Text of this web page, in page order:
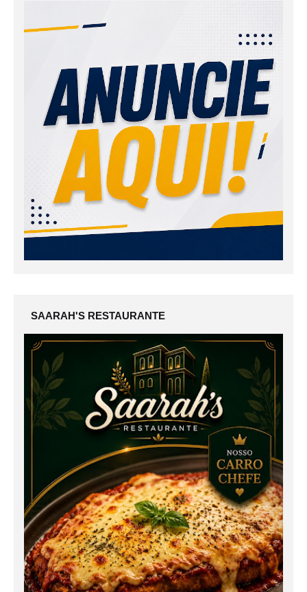
SAARAH'S RESTAURANTE